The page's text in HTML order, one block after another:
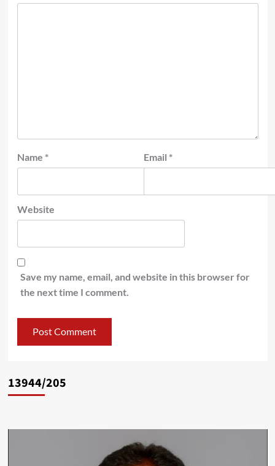
Name * Email *
Website
Save my name, email, and website in this browser for
the next time I comment.
13944/205